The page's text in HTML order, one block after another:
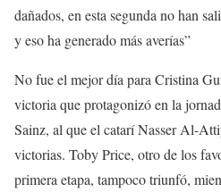
dañados, en esta segunda no han
y eso ha generado más averías”
No fue el mejor día para Cristina
victoria que protagonizó en la
Sainz, al que el catarí Nasser Al-
victorias. Toby Price, otro de los
primera etapa, tampoco triunfó,